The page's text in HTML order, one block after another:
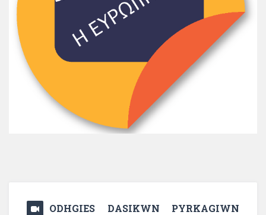
ODHGIES DASIKWN PYRKAGIWN